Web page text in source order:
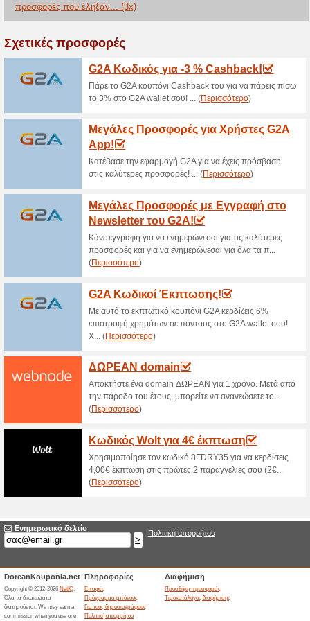
>
Τρέχουσες
2026)
Δωρεάν Μεταφορικά
65% Λειτούργησε Ekptoseis
Κάνε τις αγορές σου και
προσφορά!
Μεγάλες Προσφορές
Wind!
51% Λειτούργησε Ekptoseis
Κάνε εγγραφή στο Newsletter
τελευταία νέα της WIND.
Ανακάλυψε τα ΝΕΑ